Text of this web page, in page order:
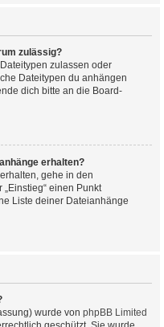
zulässig?
zulassen oder
Dateitypen du anhängen
dich bitte an die Board-
erhalten?
gehe in den
einen Punkt
Liste deiner Dateianhänge
wurde von phpBB Limited